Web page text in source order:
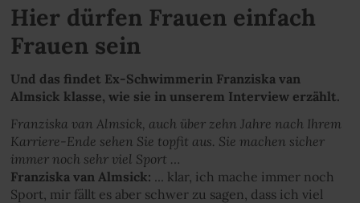
Hier dürfen Frauen einfach
Frauen sein
Und das findet Ex-Schwimmerin Franziska van
Almsick klasse, wie sie in unserem Interview erzählt.
Franziska van Almsick, auch über zehn Jahre nach Ihrem
Karriere-Ende sehen Sie topfit aus. Sie machen sicher
immer noch sehr viel Sport …
Franziska van Almsick: ... klar, ich mache immer noch
Sport, mir fällt es aber schwer zu sagen, dass ich viel